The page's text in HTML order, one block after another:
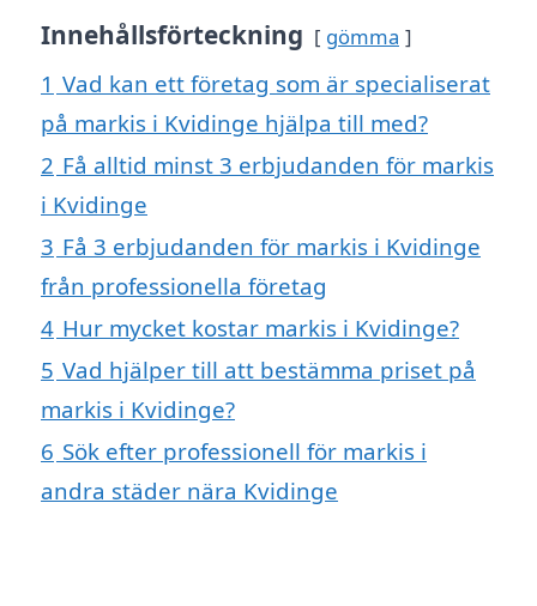
Innehållsförteckning gömma
1 Vad kan ett företag som är specialiserat
på markis i Kvidinge hjälpa till med?
2 Få alltid minst 3 erbjudanden för markis
i Kvidinge
3 Få 3 erbjudanden för markis i Kvidinge
från professionella företag
4 Hur mycket kostar markis i Kvidinge?
5 Vad hjälper till att bestämma priset på
markis i Kvidinge?
6 Sök efter professionell för markis i
andra städer nära Kvidinge